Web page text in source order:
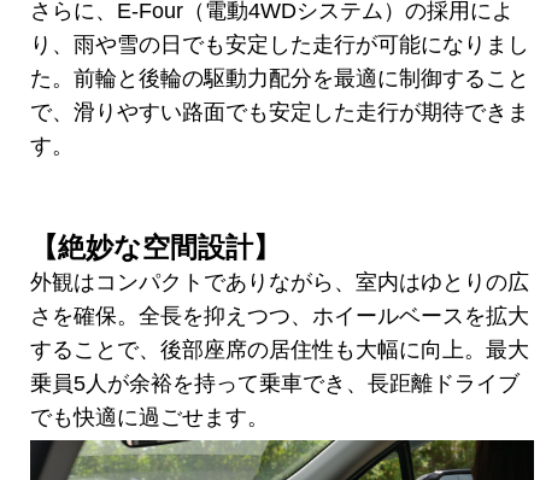
さらに、E-Four（電動4WDシステム）の採用によ
り、雨や雪の日でも安定した走行が可能になりまし
た。前輪と後輪の駆動力配分を最適に制御すること
で、滑りやすい路面でも安定した走行が期待できま
す。
【絶妙な空間設計】
外観はコンパクトでありながら、室内はゆとりの広
さを確保。全長を抑えつつ、ホイールベースを拡大
することで、後部座席の居住性も大幅に向上。最大
乗員5人が余裕を持って乗車でき、長距離ドライブ
でも快適に過ごせます。